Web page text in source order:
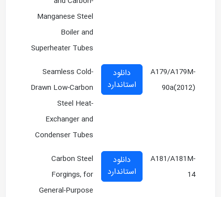
Manganese Steel
Boiler and
Superheater Tubes
A179/A179M-
90a(2012)
دانلود
استاندارد
Seamless Cold-
Drawn Low-Carbon
Steel Heat-
Exchanger and
Condenser Tubes
A181/A181M-
14
دانلود
استاندارد
Carbon Steel
Forgings, for
General-Purpose